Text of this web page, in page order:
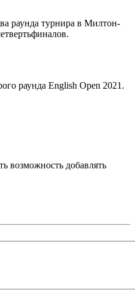
раунда турнира в Милтон-
раунда English Open 2021.
возможность добавлять